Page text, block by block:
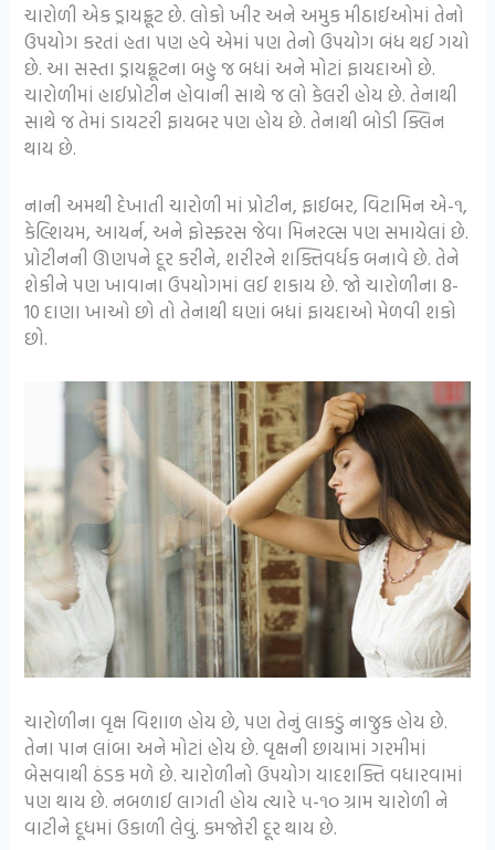
ચારોળી એક ડ્રાયફ્રૂટ છે. લોકો ખીર અને અમુક મીઠાઈઓમાં તેનો
ઉપયોગ કરતાં હતા પણ હવે એમાં પણ તેનો ઉપયોગ બંધ થઈ ગયો
છે. આ સસ્તા ડ્રાયફ્રૂટના બહુ જ બધાં અને મોટાં ફાયદાઓ છે.
ચારોળીમાં હાઈપ્રોટીન હોવાની સાથે જ લો કેલરી હોય છે. તેનાથી
સાથે જ તેમાં ડાયટરી ફાયબર પણ હોય છે. તેનાથી બોડી ક્લિન
થાય છે.
નાની અમથી દેખાતી ચારોળી માં પ્રોટીન, ફાઈબર, વિટામિન એ-૧,
કેલ્શિયમ, આયર્ન, અને ફોસ્ફરસ જેવા મિનરલ્સ પણ સમાયેલાં છે.
પ્રોટીનની ઊણપને દૂર કરીને, શરીરને શક્તિવર્ધક બનાવે છે. તેને
શેકીને પણ ખાવાના ઉપયોગમાં લઈ શકાય છે. જો ચારોળીના 8-
10 દાણા ખાઓ છો તો તેનાથી ઘણાં બધાં ફાયદાઓ મેળવી શકો
છો.
ચારોળીના વૃક્ષ વિશાળ હોય છે, પણ તેનું લાકડું નાજુક હોય છે.
તેના પાન લાંબા અને મોટાં હોય છે. વૃક્ષની છાયામાં ગરમીમાં
બેસવાથી ઠંડક મળે છે. ચારોળીનો ઉપયોગ યાદશક્તિ વધારવામાં
પણ થાય છે. નબળાઈ લાગતી હોય ત્યારે ૫-૧૦ ગ્રામ ચારોળી ને
વાટીને દૂધમાં ઉકાળી લેવું. કમજોરી દૂર થાય છે.